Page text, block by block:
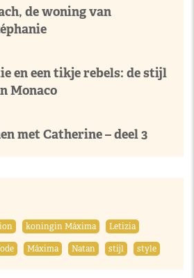
de woning van
en een tikje rebels: de stijl
Monaco
met Catherine – deel 3
koningin Máxima
Letizia
Máxima Natan stijl style